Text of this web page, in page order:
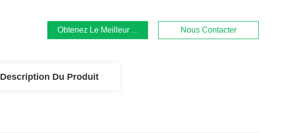
Obtenez Le Meilleur Prix Nous Contacter
Description Du Produit